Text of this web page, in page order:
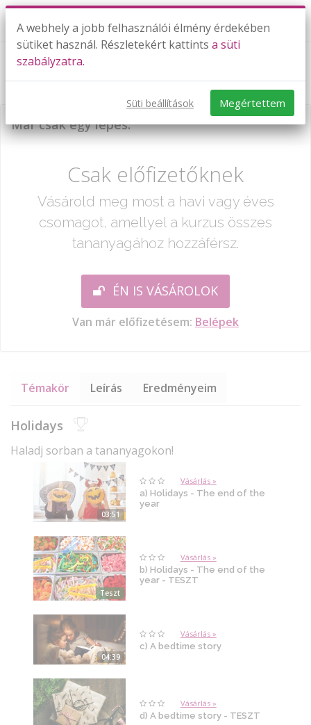
New Year's Eve - TESZT
Már csak egy lépés:
Csak előfizetőknek
Vásárold meg most a havi vagy éves
csomagot, amellyel a kurzus összes
tananyagához hozzáférsz.
ÉN IS VÁSÁROLOK
Van már előfizetésem: Belépek
Témakör Leírás Eredményeim
Holidays
Haladj sorban a tananyagokon!
03:51
Vásárlás »
a) Holidays - The end of the
year
Teszt
Vásárlás »
b) Holidays - The end of the
year - TESZT
04:39
Vásárlás »
c) A bedtime story
Vásárlás »
d) A bedtime story - TESZT
A webhely a jobb felhasználói élmény érdekében
sütiket használ. Részletekért kattints a süti
szabályzatra.
Süti beállítások Megértettem